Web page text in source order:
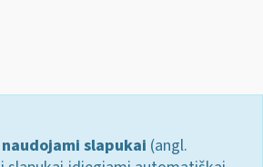
slapukai (angl.